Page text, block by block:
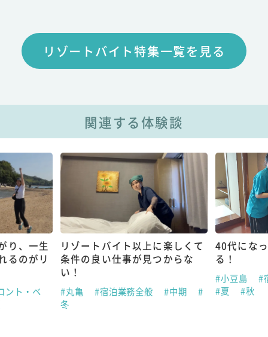
リゾートバイト特集一覧を見る
関連する体験談
り、一生
るのがリ
ント・ベ
リゾートバイト以上に楽しくて
条件の良い仕事が見つからな
い！
#丸亀 #宿泊業務全般 #中期
#
冬
40代にな
る！
#小豆島
#
#夏
#秋